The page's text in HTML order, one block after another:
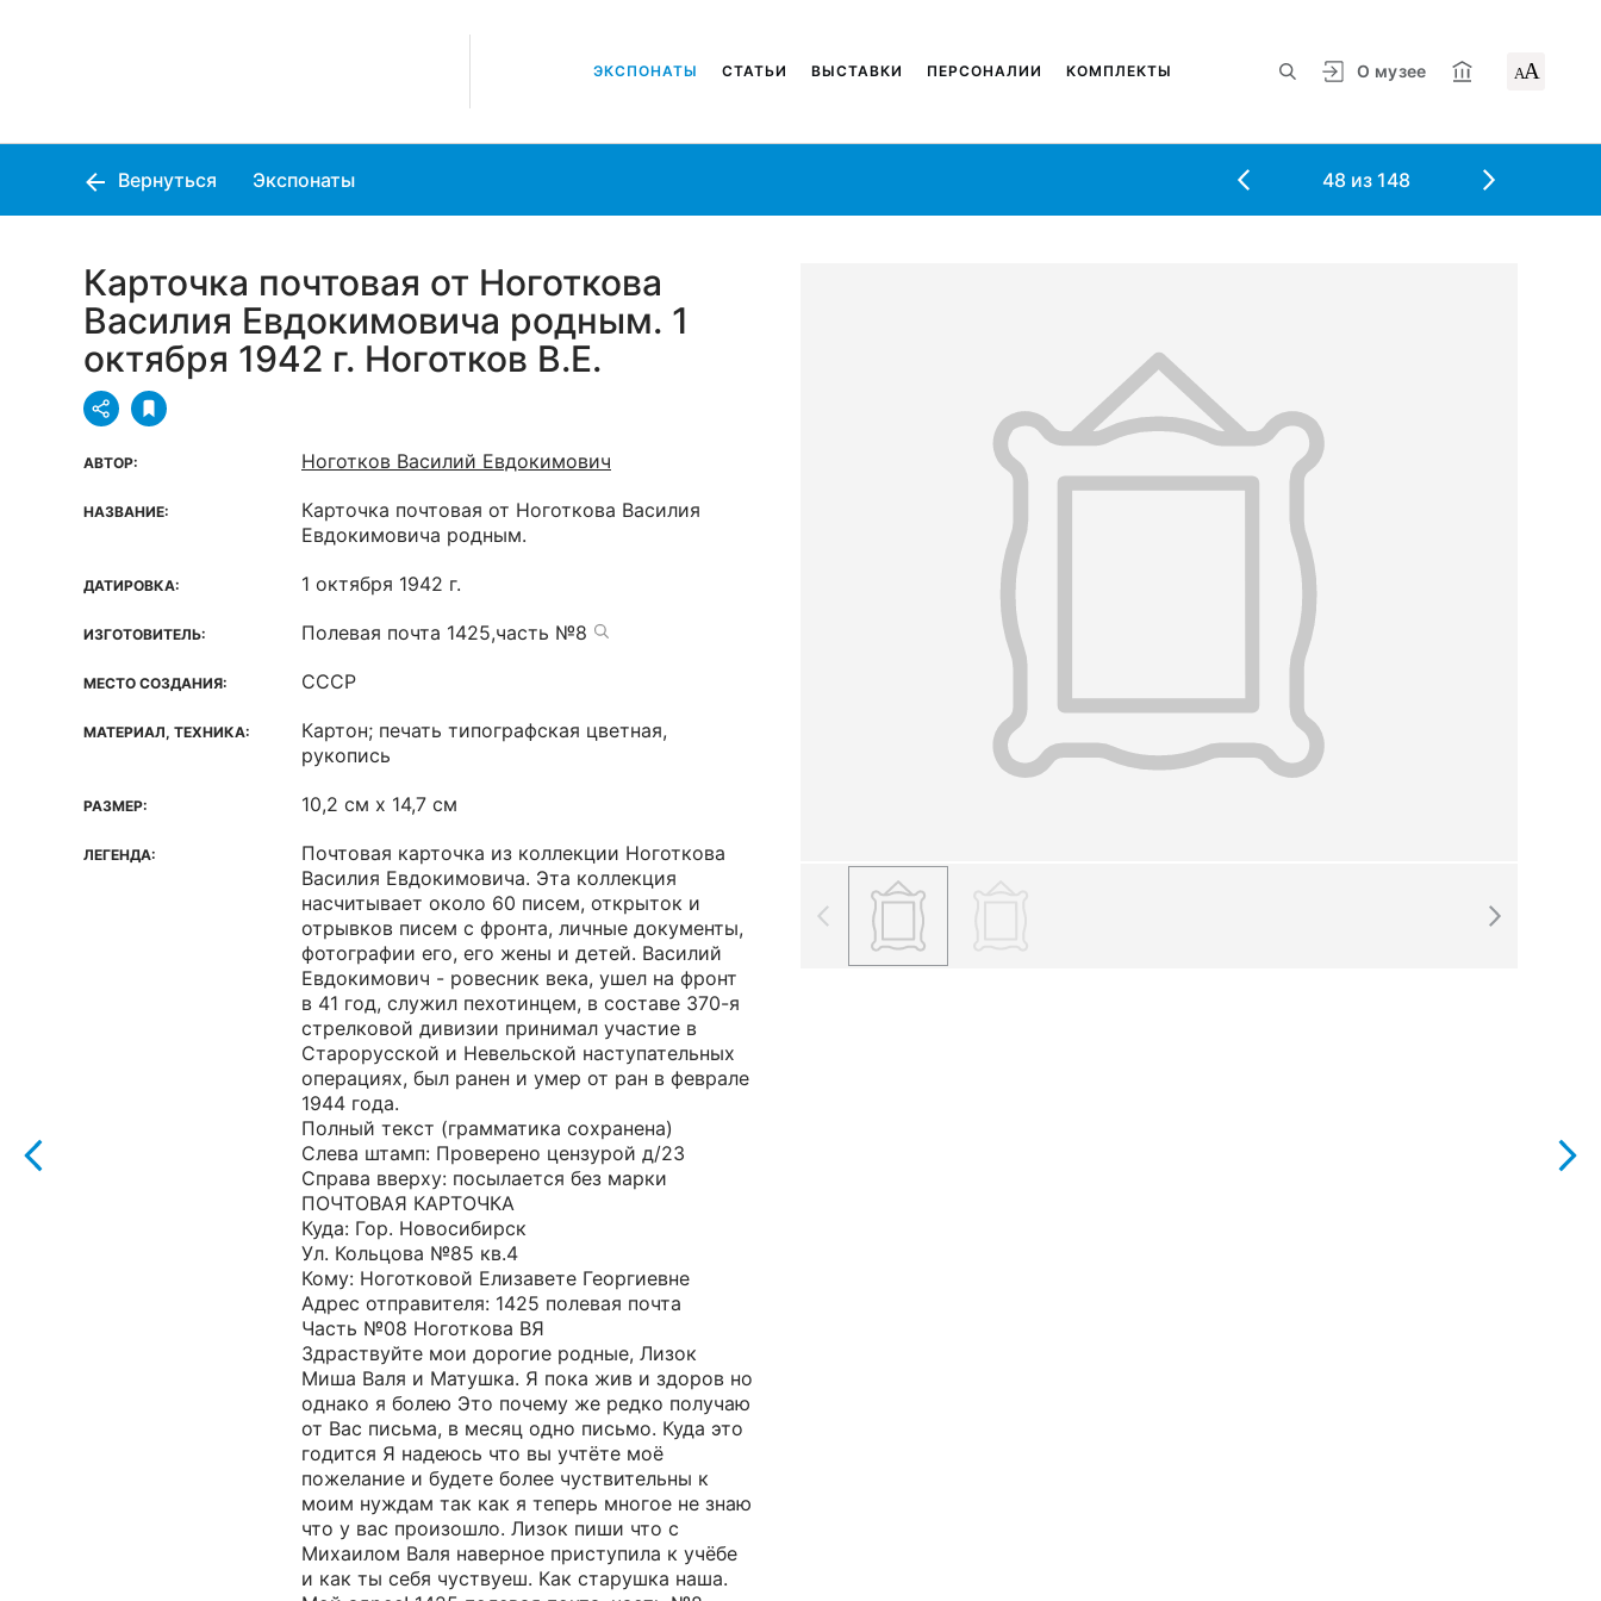
О музее АА
ЭКСПОНАТЫ СТАТЬИ ВЫСТАВКИ ПЕРСОНАЛИИ КОМПЛЕКТЫ
Вернуться Экспонаты 48 из 148
Карточка почтовая от Ноготкова
Василия Евдокимовича родным. 1
октября 1942 г. Ноготков В.Е.
АВТОР: Ноготков Василий Евдокимович
НАЗВАНИЕ:
Карточка почтовая от Ноготкова Василия
Евдокимовича родным.
ДАТИРОВКА: 1 октября 1942 г.
ИЗГОТОВИТЕЛЬ: Полевая почта 1425,часть №8
МЕСТО СОЗДАНИЯ: СССР
МАТЕРИАЛ, ТЕХНИКА:
Картон; печать типографская цветная,
рукопись
РАЗМЕР: 10,2 см x 14,7 см
ЛЕГЕНДА:
Почтовая карточка из коллекции Ноготкова
Василия Евдокимовича. Эта коллекция
насчитывает около 60 писем, открыток и
отрывков писем с фронта, личные документы,
фотографии его, его жены и детей. Василий
Евдокимович - ровесник века, ушел на фронт
в 41 год, служил пехотинцем, в составе 370-я
стрелковой дивизии принимал участие в
Старорусской и Невельской наступательных
операциях, был ранен и умер от ран в феврале
1944 года.
Полный текст (грамматика сохранена)
Слева штамп: Проверено цензурой д/23
Справа вверху: посылается без марки
ПОЧТОВАЯ КАРТОЧКА
Куда: Гор. Новосибирск
Ул. Кольцова №85 кв.4
Кому: Ноготковой Елизавете Георгиевне
Адрес отправителя: 1425 полевая почта
Часть №08 Ноготкова ВЯ
Здраствуйте мои дорогие родные, Лизок
Миша Валя и Матушка. Я пока жив и здоров но
однако я болею Это почему же редко получаю
от Вас письма, в месяц одно письмо. Куда это
годится Я надеюсь что вы учтёте моё
пожелание и будете более чуствительны к
моим нуждам так как я теперь многое не знаю
что у вас произошло. Лизок пиши что с
Михаилом Валя наверное приступила к учёбе
и как ты себя чуствуеш. Как старушка наша.